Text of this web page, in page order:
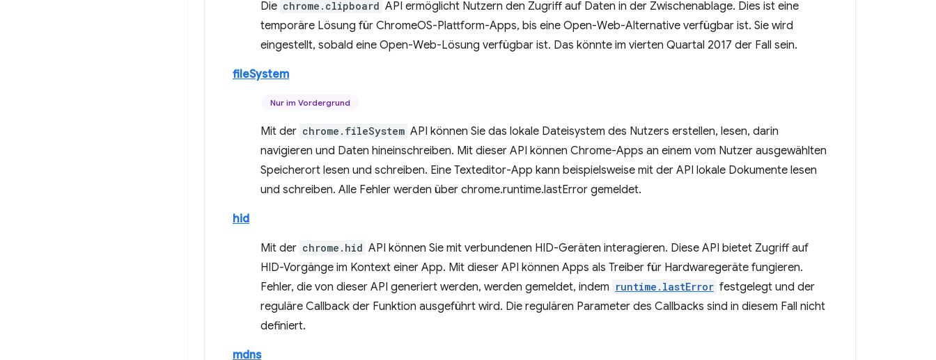
Die chrome.clipboard API ermöglicht Nutzern den Zugriff auf Daten in der Zwischenablage. Dies ist eine
temporäre Lösung für ChromeOS-Plattform-Apps, bis eine Open-Web-Alternative verfügbar ist. Sie wird
eingestellt, sobald eine Open-Web-Lösung verfügbar ist. Das könnte im vierten Quartal 2017 der Fall sein.
fileSystem
Nur im Vordergrund
Mit der chrome.fileSystem API können Sie das lokale Dateisystem des Nutzers erstellen, lesen, darin
navigieren und Daten hineinschreiben. Mit dieser API können Chrome-Apps an einem vom Nutzer ausgewählten
Speicherort lesen und schreiben. Eine Texteditor-App kann beispielsweise mit der API lokale Dokumente lesen
und schreiben. Alle Fehler werden über chrome.runtime.lastError gemeldet.
hid
Mit der chrome.hid API können Sie mit verbundenen HID-Geräten interagieren. Diese API bietet Zugriff auf
HID-Vorgänge im Kontext einer App. Mit dieser API können Apps als Treiber für Hardwaregeräte fungieren.
Fehler, die von dieser API generiert werden, werden gemeldet, indem runtime.lastError festgelegt und der
reguläre Callback der Funktion ausgeführt wird. Die regulären Parameter des Callbacks sind in diesem Fall nicht
definiert.
mdns